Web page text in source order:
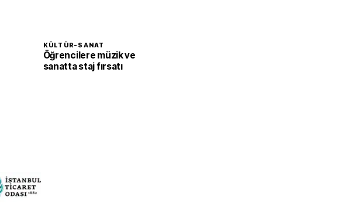
KÜLTÜR-SANAT
Öğrencilere müzik ve
sanatta staj fırsatı